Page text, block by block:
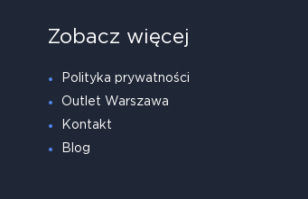
Zobacz więcej
Polityka prywatności
Outlet Warszawa
Kontakt
Blog